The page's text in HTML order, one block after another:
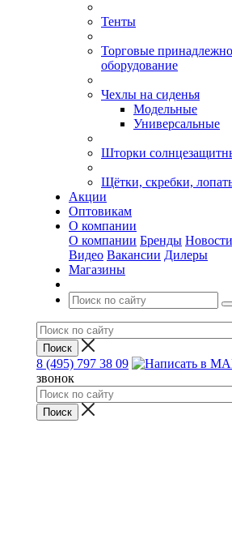
Тенты
Торговые
оборудование
Чехлы на сиденья
Модельные
Универсальные
Шторки
Щётки, скребки,
Акции
Оптовикам
О компании
О компании Бренды Новости
Видео Вакансии Дилеры
Магазины
8 (495) 797 38 09
звонок